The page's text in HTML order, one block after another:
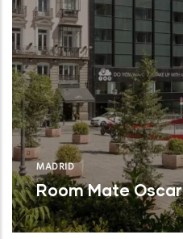
MADRID
Room Mate Oscar